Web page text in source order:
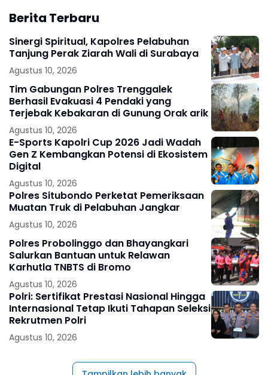
Berita Terbaru
Sinergi Spiritual, Kapolres Pelabuhan
Tanjung Perak Ziarah Wali di Surabaya
Agustus 10, 2026
Tim Gabungan Polres Trenggalek
Berhasil Evakuasi 4 Pendaki yang
Terjebak Kebakaran di Gunung Orak arik
Agustus 10, 2026
E-Sports Kapolri Cup 2026 Jadi Wadah
Gen Z Kembangkan Potensi di Ekosistem
Digital
Agustus 10, 2026
Polres Situbondo Perketat Pemeriksaan
Muatan Truk di Pelabuhan Jangkar
Agustus 10, 2026
Polres Probolinggo dan Bhayangkari
Salurkan Bantuan untuk Relawan
Karhutla TNBTS di Bromo
Agustus 10, 2026
Polri: Sertifikat Prestasi Nasional Hingga
Internasional Tetap Ikuti Tahapan Seleksi
Rekrutmen Polri
Agustus 10, 2026